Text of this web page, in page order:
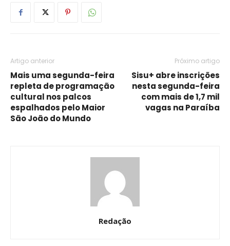
Artigo anterior
Mais uma segunda-feira
repleta de programação
cultural nos palcos
espalhados pelo Maior
São João do Mundo
Próximo artigo
Sisu+ abre inscrições
nesta segunda-feira
com mais de 1,7 mil
vagas na Paraíba
Redação